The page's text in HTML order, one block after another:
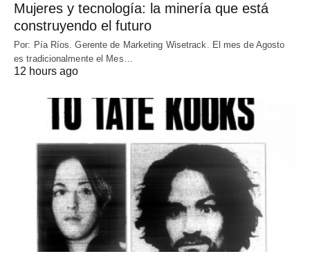
Mujeres y tecnología: la minería que está
construyendo el futuro
Por: Pía Ríos. Gerente de Marketing Wisetrack. El mes de Agosto
es tradicionalmente el Mes…
12 hours ago